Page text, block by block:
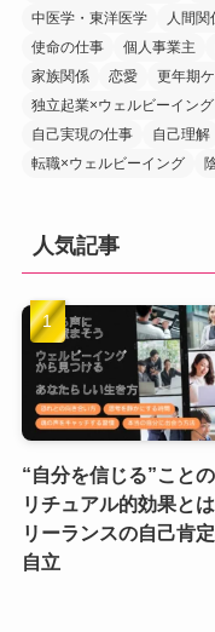
中医学・東洋医学
人間関
使命の仕事
個人事業主
家族関係
恋愛 更年期
独立起業×ウェルビーイング
自己実現の仕事
自己理解
転職×ウェルビーイング
人気記事
“自分を信じる”こと
リチュアル的効果と
リーランスの自己肯
自立